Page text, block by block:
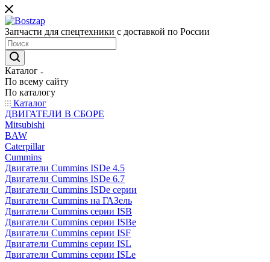
Запчасти для спецтехники с доставкой по России
Каталог
По всему сайту
По каталогу
Каталог
ДВИГАТЕЛИ В СБОРЕ
Mitsubishi
BAW
Caterpillar
Cummins
Двигатели Cummins ISDe 4.5
Двигатели Cummins ISDe 6.7
Двигатели Cummins ISDe серии
Двигатели Cummins на ГАЗель
Двигатели Cummins серии ISB
Двигатели Cummins серии ISBe
Двигатели Cummins серии ISF
Двигатели Cummins серии ISL
Двигатели Cummins серии ISLe